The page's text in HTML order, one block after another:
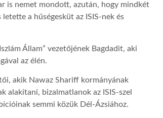
is nemet mondott, azután, hogy mindkét
a hűségesküt az ISIS-nek és
Állam” vezetőjének Bagdadit, aki
az élén.
akik Nawaz Shariff kormányának
alakítani, bizalmatlanok az ISIS-szel
semmi közük Dél-Ázsiához.